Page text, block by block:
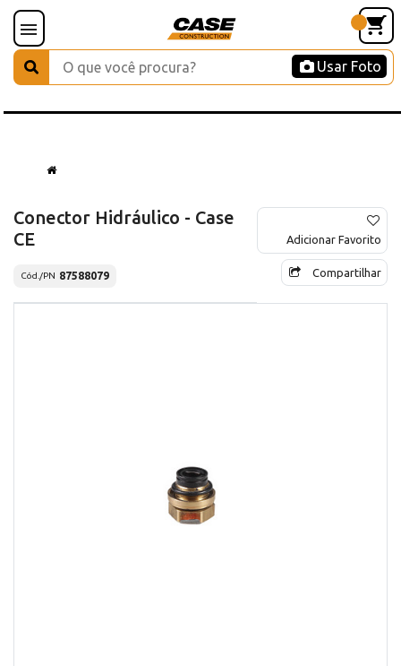
Usar Foto
Conector Hidráulico - Case
CE
Cód./PN 87588079
Adicionar Favorito
Compartilhar